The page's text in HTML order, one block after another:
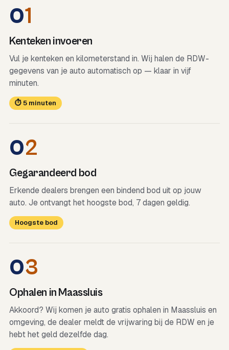
01
Kenteken invoeren
Vul je kenteken en kilometerstand in. Wij halen de RDW-
gegevens van je auto automatisch op — klaar in vijf
minuten.
⏱ 5 minuten
02
Gegarandeerd bod
Erkende dealers brengen een bindend bod uit op jouw
auto. Je ontvangt het hoogste bod, 7 dagen geldig.
Hoogste bod
03
Ophalen in Maassluis
Akkoord? Wij komen je auto gratis ophalen in Maassluis en
omgeving, de dealer meldt de vrijwaring bij de RDW en je
hebt het geld dezelfde dag.